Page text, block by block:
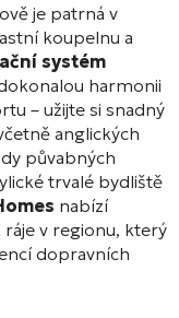
je patrná v
koupelnu a
systém
harmonii
– užijte si snadný
anglických
půvabných
trvalé bydliště
nabízí
v regionu, který
dopravních